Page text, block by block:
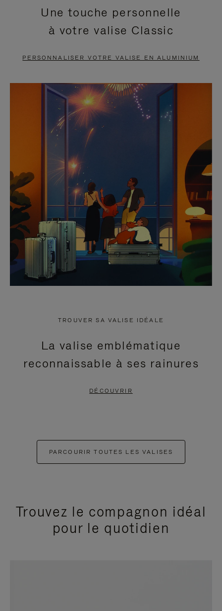
EN
PAUSE,
APPUYEZ
POUR
METTRE
PAUSE
VIDÉO
EST
DÉSACTIVÉ.
CLIQUER
POUR
RÉACTIVER
LE
SON
Une touche personnelle
à votre valise Classic
PERSONNALISER VOTRE VALISE EN ALUMINIUM
TROUVER SA VALISE IDÉALE
La valise emblématique
reconnaissable à ses rainures
DÉCOUVRIR
PARCOURIR TOUTES LES VALISES
Trouvez le compagnon idéal
pour le quotidien